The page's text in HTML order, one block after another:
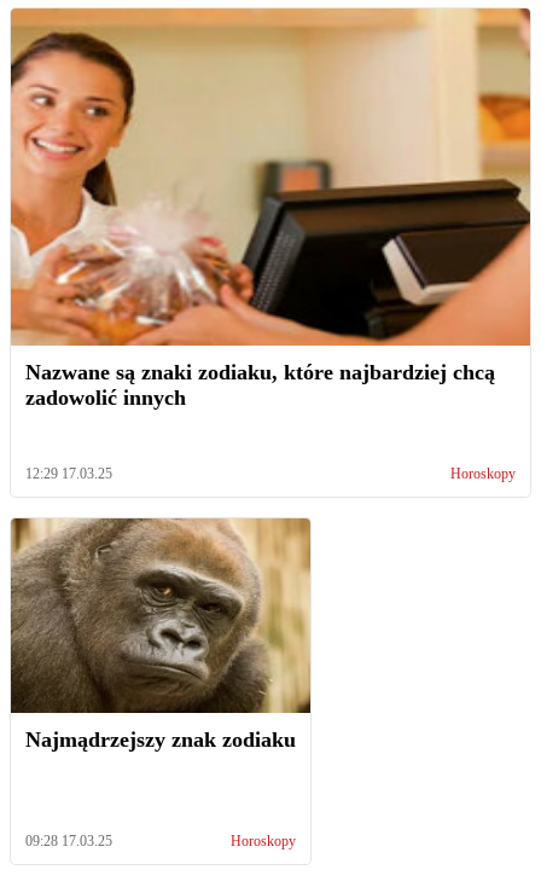
Nazwane są znaki zodiaku, które najbardziej chcą
zadowolić innych
12:29 17.03.25 Horoskopy
Najmądrzejszy znak zodiaku
09:28 17.03.25 Horoskopy